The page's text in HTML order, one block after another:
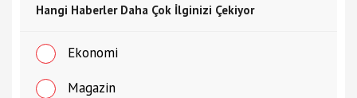
Hangi Haberler Daha Çok İlginizi Çekiyor
Ekonomi
Magazin